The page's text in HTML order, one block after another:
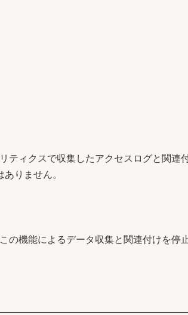
ィクスで収集したアクセスログと関連
りません。
機能によるデータ収集と関連付けを停